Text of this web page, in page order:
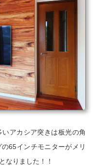
アカシア突きは板光の角
65インチモニターがメリ
なりました！！